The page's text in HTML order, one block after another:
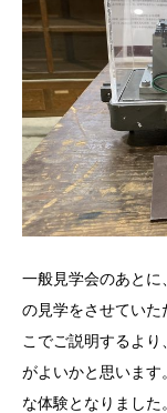
一般見学会のあと
の見学をさせていた
こでご説明するよ
がよいかと思いま
な体験となりました。